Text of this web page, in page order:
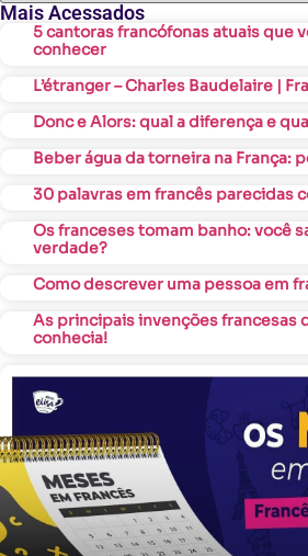
Mais Acessados
5 cantoras francófonas atuais que
conhecer
L’étranger – Charles Baudelaire |
Donc e Alors: qual a diferença e
Beber água da torneira na França:
30 palavras em francês parecidas
Os franceses tomam banho: você
verdade?
Como descrever uma pessoa em
As principais invenções francesas
conhecia!